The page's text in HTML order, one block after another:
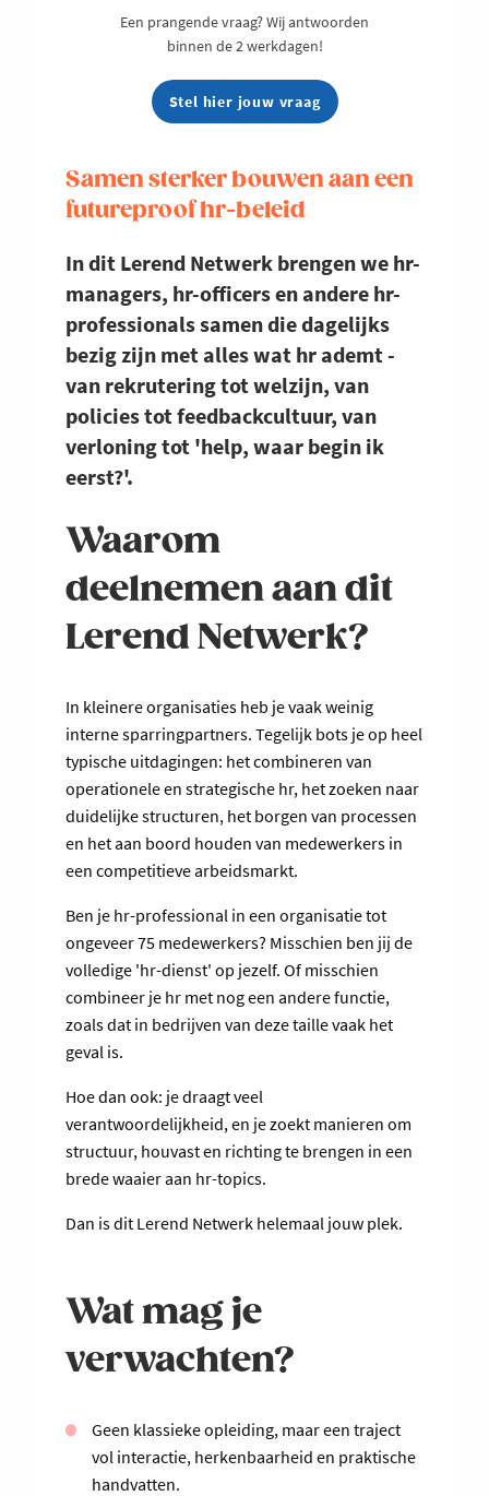
Samen sterker bouwen aan een
futureproof hr-beleid
In dit Lerend Netwerk brengen we hr-
managers, hr-officers en andere hr-
professionals samen die dagelijks
bezig zijn met alles wat hr ademt -
van rekrutering tot welzijn, van
policies tot feedbackcultuur, van
verloning tot 'help, waar begin ik
eerst?'.
Waarom
deelnemen aan dit
Lerend Netwerk?
In kleinere organisaties heb je vaak weinig
interne sparringpartners. Tegelijk bots je op heel
typische uitdagingen: het combineren van
operationele en strategische hr, het zoeken naar
duidelijke structuren, het borgen van processen
en het aan boord houden van medewerkers in
een competitieve arbeidsmarkt.
Ben je hr-professional in een organisatie tot
ongeveer 75 medewerkers? Misschien ben jij de
volledige 'hr-dienst' op jezelf. Of misschien
combineer je hr met nog een andere functie,
zoals dat in bedrijven van deze taille vaak het
geval is.
Hoe dan ook: je draagt veel
verantwoordelijkheid, en je zoekt manieren om
structuur, houvast en richting te brengen in een
brede waaier aan hr-topics.
Dan is dit Lerend Netwerk helemaal jouw plek.
Wat mag je
verwachten?
Geen klassieke opleiding, maar een traject
vol interactie, herkenbaarheid en praktische
handvatten.
Een prangende vraag? Wij antwoorden
binnen de 2 werkdagen!
Stel hier jouw vraag